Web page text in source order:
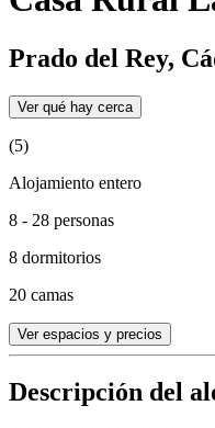
Prado del Rey,
Ver qué hay cerca
(5)
Alojamiento entero
8 - 28 personas
8 dormitorios
20 camas
Ver espacios y precios
Descripción del